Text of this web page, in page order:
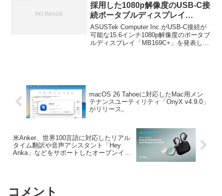
採用した1080p解像度のUSB-C接
続ポータブルディスプレイ
「MB169C+」を発表。
ASUSTek Computer Inc.がUSB-C接続が
可能な15.6インチ1080p解像度のポータブ
ルディスプレイ「MB169C+」を発表して
macOS 26 Tahoeに対応したMac用メン
テナンスユーティリティ「OnyX v4.9.0」
がリリース。
米Anker、世界100言語に対応したリアル
タイム翻訳や音声アシスタント「Hey
Anka」などをサポートしたオープンイヤ
コメント